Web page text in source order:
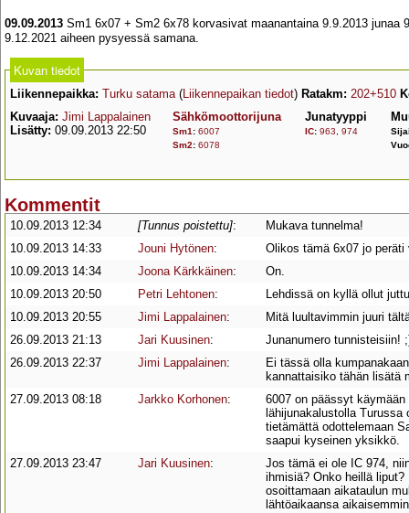
09.09.2013 Sm1 6x07 + Sm2 6x78 korvasivat maanantaina 9.9.2013
9.12.2021 aiheen pysyessä samana.
Kuvan tiedot
Liikennepaikka: Turku satama(Liikennepaikan tiedot) Ratakm: 202+510
Kuvaaja: Jimi Lappalainen
Lisätty: 09.09.2013 22:50
Sähkömoottorijuna
Sm1 : 6007
Sm2: 6078
Junatyyppi
IC: 963 974
Kommentit
10.09.2013 12:34 [Tunnus poistettu]:
Mukava tunnelma!
10.09.2013 14:33
Jouni Hytönen:
Olikos tämä 6x07 jo
10.09.2013 14:34
Joona Kärkkäinen:
On.
10.09.2013 20:50
Petri Lehtonen:
Lehdissä on kyllä ollut
10.09.2013 20:55
Jimi Lappalainen:
Mitä luultavimmin juuri
26.09.2013 21:13
Jari Kuusinen:
Junanumero tunnisteisiin!
26.09.2013 22:37
Jimi Lappalainen:
Ei tässä olla
kannattaisiko tähän lisätä
27.09.2013 08:18
Jarkko Korhonen:
6007 on päässyt
lähijunakalustolla
tietämättä odottelemaan
saapui kyseinen yksikkö.
27.09.2013 23:47
Jari Kuusinen:
Jos tämä ei ole IC 974,
ihmisiä? Onko heillä
osoittamaan aikataulun
lähtöaikaansa